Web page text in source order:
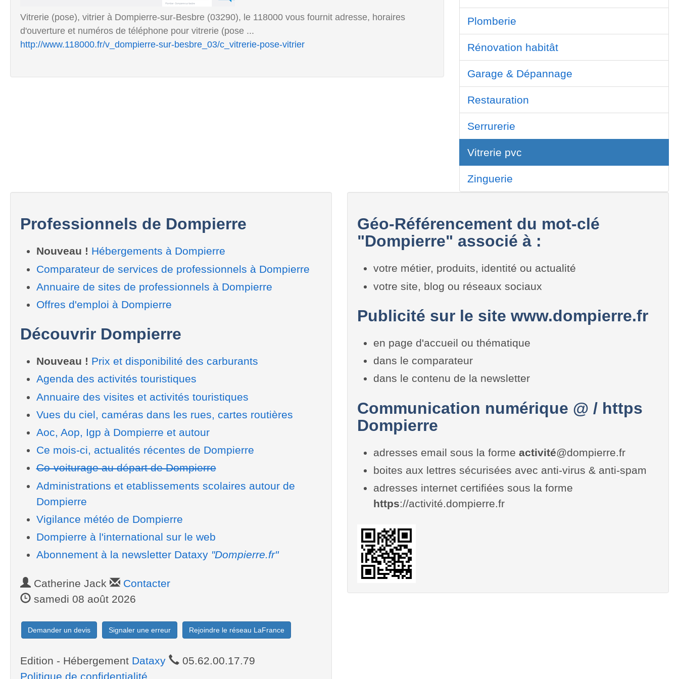
Vitrerie (pose), vitrier à Dompierre-sur-Besbre (03290), le 118000 vous fournit adresse, horaires
d'ouverture et numéros de téléphone pour vitrerie (pose ...
http://www.118000.fr/v_dompierre-sur-besbre_03/c_vitrerie-pose-vitrier
Plomberie
Rénovation habitât
Garage & Dépannage
Restauration
Serrurerie
Vitrerie pvc
Zinguerie
Professionnels de Dompierre
Nouveau ! Hébergements à Dompierre
Comparateur de services de professionnels à Dompierre
Annuaire de sites de professionnels à Dompierre
Offres d'emploi à Dompierre
Découvrir Dompierre
Nouveau ! Prix et disponibilité des carburants
Agenda des activités touristiques
Annuaire des visites et activités touristiques
Vues du ciel, caméras dans les rues, cartes routières
Aoc, Aop, Igp à Dompierre et autour
Ce mois-ci, actualités récentes de Dompierre
Co-voiturage au départ de Dompierre
Administrations et etablissements scolaires autour de
Dompierre
Vigilance météo de Dompierre
Dompierre à l'international sur le web
Abonnement à la newsletter Dataxy "Dompierre.fr"
Catherine Jack
Contacter
samedi 08 août 2026
Demander un devis Signaler une erreur Rejoindre le réseau LaFrance
Edition - Hébergement Dataxy
05.62.00.17.79
Politique de confidentialité
Géo-Référencement du mot-clé
"Dompierre" associé à :
votre métier, produits, identité ou actualité
votre site, blog ou réseaux sociaux
Publicité sur le site www.dompierre.fr
en page d'accueil ou thématique
dans le comparateur
dans le contenu de la newsletter
Communication numérique @ / https
Dompierre
adresses email sous la forme activité@dompierre.fr
boites aux lettres sécurisées avec anti-virus & anti-spam
adresses internet certifiées sous la forme
https://activité.dompierre.fr